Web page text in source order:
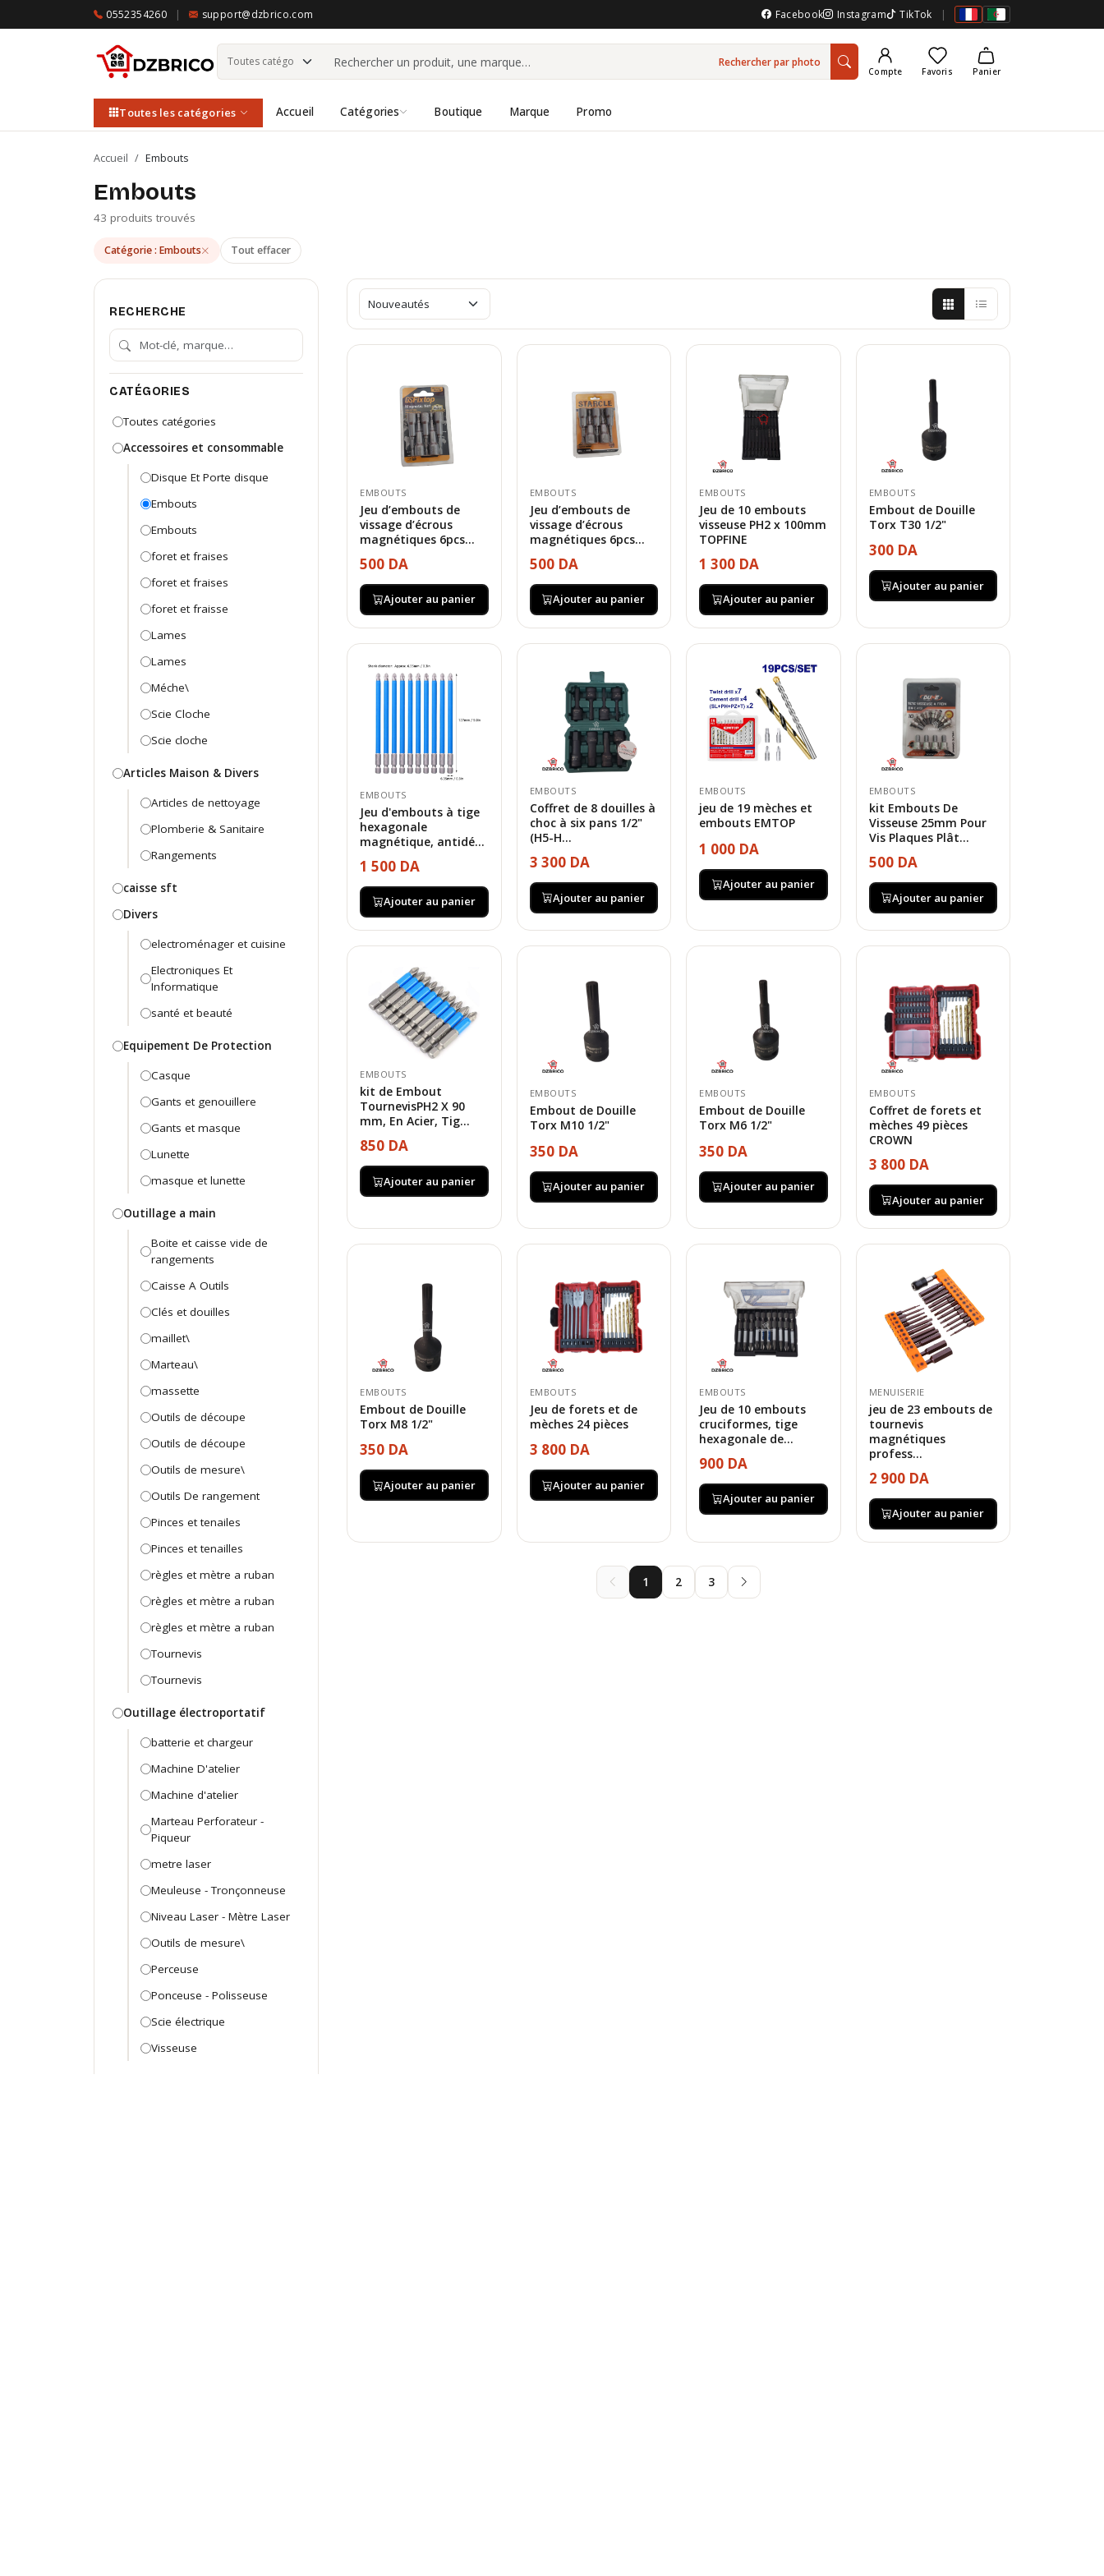
0552354260 | support@dzbrico.com Facebook Instagram TikTok |
Rechercher par photo
Compte Favoris Panier
Toutes les catégories Accueil Catégories Boutique Marque Promo
Accueil / Embouts
Embouts
43 produits trouvés
Catégorie : Embouts Tout effacer
RECHERCHE
CATÉGORIES
Toutes catégories
Accessoires et consommable
Disque Et Porte disque
Embouts
Embouts
foret et fraises
foret et fraises
foret et fraisse
Lames
Lames
Méche\
Scie Cloche
Scie cloche
Articles Maison & Divers
Articles de nettoyage
Plomberie & Sanitaire
Rangements
caisse sft
Divers
electroménager et cuisine
Electroniques Et
Informatique
santé et beauté
Equipement De Protection
Casque
Gants et genouillere
Gants et masque
Lunette
masque et lunette
Outillage a main
Boite et caisse vide de
rangements
Caisse A Outils
Clés et douilles
maillet\
Marteau\
massette
Outils de découpe
Outils de découpe
Outils de mesure\
Outils De rangement
Pinces et tenailes
Pinces et tenailles
règles et mètre a ruban
règles et mètre a ruban
règles et mètre a ruban
Tournevis
Tournevis
Outillage électroportatif
batterie et chargeur
Machine D'atelier
Machine d'atelier
Marteau Perforateur -
Piqueur
metre laser
Meuleuse - Tronçonneuse
Niveau Laser - Mètre Laser
Outils de mesure\
Perceuse
Ponceuse - Polisseuse
Scie électrique
Visseuse
EMBOUTS
Jeu d’embouts de
vissage d’écrous
magnétiques 6pcs...
500 DA
Ajouter au panier
EMBOUTS
Jeu d’embouts de
vissage d’écrous
magnétiques 6pcs...
500 DA
Ajouter au panier
EMBOUTS
Jeu de 10 embouts
visseuse PH2 x 100mm
TOPFINE
1 300 DA
Ajouter au panier
EMBOUTS
Embout de Douille
Torx T30 1/2"
300 DA
Ajouter au panier
EMBOUTS
Jeu d'embouts à tige
hexagonale
magnétique, antidé...
1 500 DA
Ajouter au panier
EMBOUTS
Coffret de 8 douilles à
choc à six pans 1/2"
(H5-H...
3 300 DA
Ajouter au panier
EMBOUTS
jeu de 19 mèches et
embouts EMTOP
1 000 DA
Ajouter au panier
EMBOUTS
kit Embouts De
Visseuse 25mm Pour
Vis Plaques Plât...
500 DA
Ajouter au panier
EMBOUTS
kit de Embout
TournevisPH2 X 90
mm, En Acier, Tig...
850 DA
Ajouter au panier
EMBOUTS
Embout de Douille
Torx M10 1/2"
350 DA
Ajouter au panier
EMBOUTS
Embout de Douille
Torx M6 1/2"
350 DA
Ajouter au panier
EMBOUTS
Coffret de forets et
mèches 49 pièces
CROWN
3 800 DA
Ajouter au panier
EMBOUTS
Embout de Douille
Torx M8 1/2"
350 DA
Ajouter au panier
EMBOUTS
Jeu de forets et de
mèches 24 pièces
3 800 DA
Ajouter au panier
EMBOUTS
Jeu de 10 embouts
cruciformes, tige
hexagonale de...
900 DA
Ajouter au panier
MENUISERIE
jeu de 23 embouts de
tournevis
magnétiques
profess...
2 900 DA
Ajouter au panier
1 2 3